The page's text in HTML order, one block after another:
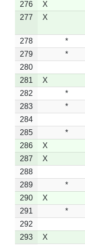
276
X
277
X
278 *
279
*
280
281
X
282
*
283
*
284
285
*
286
X
287
X
288
289
*
290
X
291
*
292
293
X